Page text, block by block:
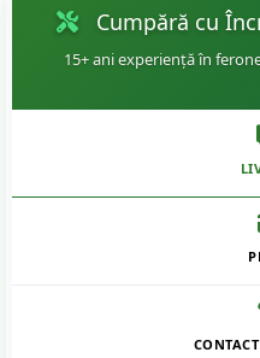
Cumpără cu
15+ ani experiență în